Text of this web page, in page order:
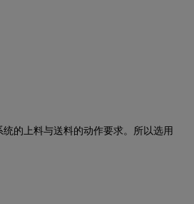
的上料与送料的动作要求。所以选用